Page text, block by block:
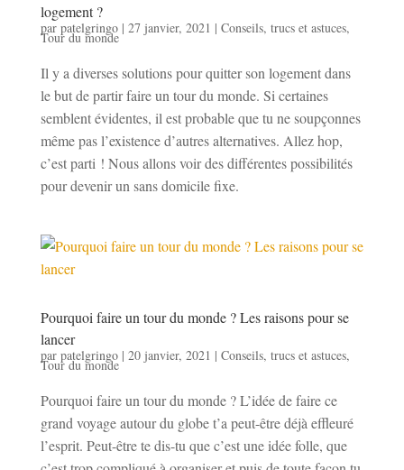
logement ?
par patelgringo| 27 janvier, 2021 | Conseils, trucs et astuces,
Tour du monde
Il y a diverses solutions pour quitter son logement dans
le but de partir faire un tour du monde. Si certaines
semblent évidentes, il est probable que tu ne soupçonnes
même pas l’existence d’autres alternatives. Allez hop,
c’est parti ! Nous allons voir des différentes possibilités
pour devenir un sans domicile fixe.
Pourquoi faire un tour du monde ? Les raisons pour se
lancer
par patelgringo| 20 janvier, 2021 | Conseils, trucs et astuces,
Tour du monde
Pourquoi faire un tour du monde ? L’idée de faire ce
grand voyage autour du globe t’a peut-être déjà effleuré
l’esprit. Peut-être te dis-tu que c’est une idée folle, que